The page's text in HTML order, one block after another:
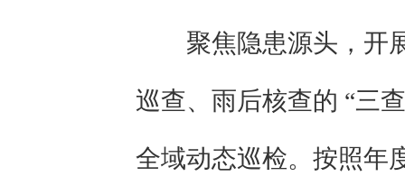
聚焦隐患源头，开
巡查、雨后核查的 “三
全域动态巡检。按照年